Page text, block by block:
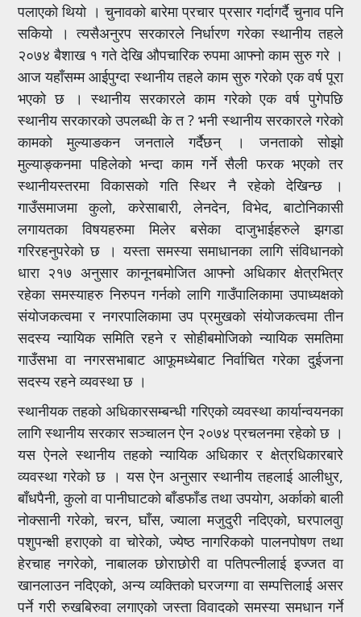
पलाएको थियो । चुनावको बारेमा प्रचार प्रसार गर्दागर्दै चुनाव पनि
सकियो । त्यसैअनुरप सरकारले निर्धारण गरेका स्थानीय तहले
२०७४ बैशाख १ गते देखि औपचारिक रुपमा आफ्नो काम सुरु गरे ।
आज यहाँसम्म आईपुग्दा स्थानीय तहले काम सुरु गरेको एक वर्ष पूरा
भएको छ । स्थानीय सरकारले काम गरेको एक वर्ष पुगेपछि
स्थानीय सरकारको उपलब्धी के त ? भनी स्थानीय सरकारले गरेको
कामको मुल्याङकन जनताले गर्दैछन् । जनताको सोझो
मुल्याङ्कनमा पहिलेको भन्दा काम गर्ने सैली फरक भएको तर
स्थानीयस्तरमा विकासको गति स्थिर नै रहेको देखिन्छ ।
गाउँसमाजमा कुलो, करेसाबारी, लेनदेन, विभेद, बाटोनिकासी
लगायतका विषयहरुमा मिलेर बसेका दाजुभाईहरुले झगडा
गरिरहनुपरेको छ । यस्ता समस्या समाधानका लागि संविधानको
धारा २१७ अनुसार कानूनबमोजित आफ्नो अधिकार क्षेत्रभित्र
रहेका समस्याहरु निरुपन गर्नको लागि गाउँपालिकामा उपाध्यक्षको
संयोजकत्वमा र नगरपालिकामा उप प्रमुखको संयोजकत्वमा तीन
सदस्य न्यायिक समिति रहने र सोहीबमोजिको न्यायिक समतिमा
गाउँसभा वा नगरसभाबाट आफूमध्येबाट निर्वाचित गरेका दुईजना
सदस्य रहने व्यवस्था छ ।
स्थानीयक तहको अधिकारसम्बन्धी गरिएको व्यवस्था कार्यान्वयनका
लागि स्थानीय सरकार सञ्चालन ऐन २०७४ प्रचलनमा रहेको छ ।
यस ऐनले स्थानीय तहको न्यायिक अधिकार र क्षेत्रधिकारबारे
व्यवस्था गरेको छ । यस ऐन अनुसार स्थानीय तहलाई आलीधुर,
बाँधपैनी, कुलो वा पानीघाटको बाँडफाँड तथा उपयोग, अर्काको बाली
नोक्सानी गरेको, चरन, घाँस, ज्याला मजुदुरी नदिएको, घरपालवुा
पशुपन्क्षी हराएको वा चोरेको, ज्येष्ठ नागरिकको पालनपोषण तथा
हेरचाह नगरेको, नाबालक छोराछोरी वा पतिपत्नीलाई इज्जत वा
खानलाउन नदिएको, अन्य व्यक्तिको घरजग्गा वा सम्पत्तिलाई असर
पर्ने गरी रुखबिरुवा लगाएको जस्ता विवादको समस्या समधान गर्ने